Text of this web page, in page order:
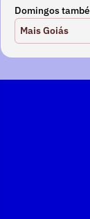
Domingos
Mais Goiás